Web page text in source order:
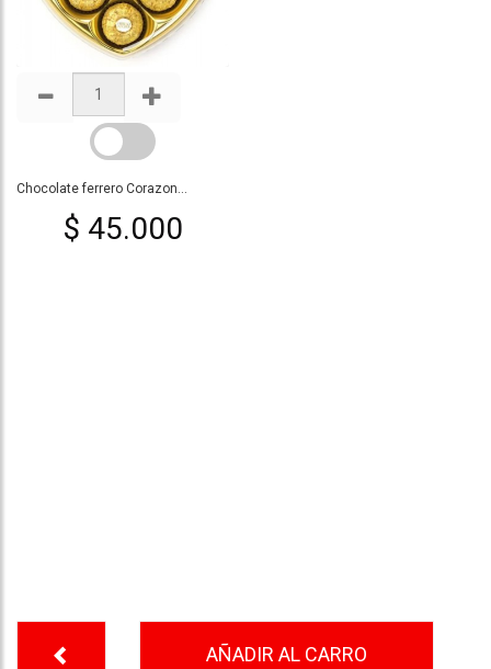
Chocolate ferrero Corazon...
$ 45.000
AÑADIR AL CARRO